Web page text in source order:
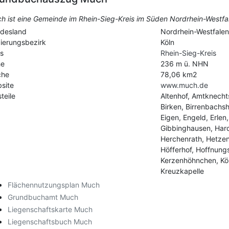
ist eine Gemeinde im Rhein-Sieg-Kreis im Süden Nordrhein-
Nordrhein-Westfalen
Köln
Rhein-Sieg-Kreis
236 m ü. NHN
78,06 km2
www.much.de
Altenhof,
Birken,
Eigen, Engeld,
Gibbinghausen,
Herchenrath,
Höfferhof,
Kerzenhöhnchen,
Kreuzkapelle
Flächennutzungsplan Much
Grundbuchamt Much
Liegenschaftskarte Much
Liegenschaftsbuch Much